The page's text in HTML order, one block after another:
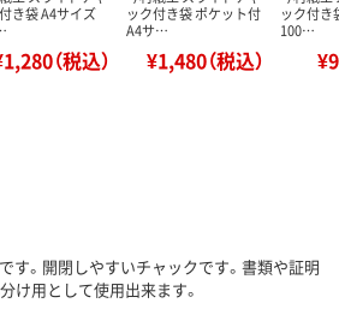
き袋 A4サイズ
（税込）
ック付き袋 ポケット付
A4サ…
¥1,480（税込）
ック付き
100…
す。開閉しやすいチャックです。書類や証明
け用として使用出来ます。